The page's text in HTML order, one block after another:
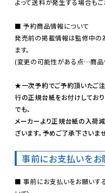
よって送料が発生する場合もご
■ 予約商品情報について
発売前の掲載情報は監修中の
ます。
(変更の可能性がある点…商品
★一次予約でご予約頂いたご注
行の正規台紙をお付けしてお
でも、
メーカーより正規台紙の入荷
ざいます。予めご了承下さいませ
事前にお支払いをお
■ 事前にお支払いをお願いす